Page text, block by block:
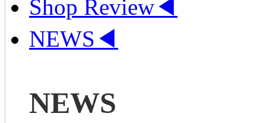
Shop Review◀
NEWS ◀
NEWS